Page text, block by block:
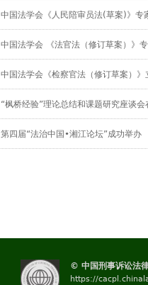
中国法学会《人民陪审员法(草案)》专
中国法学会 《法官法（修订草案）》
中国法学会《检察官法（修订草案）
“枫桥经验”理论总结和课题研究座谈会
第四届“法治中国•湘江论坛”成功举办
© 中国刑事诉讼法
https://